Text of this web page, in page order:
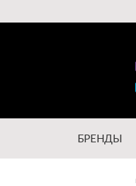
БРЕНДЫ